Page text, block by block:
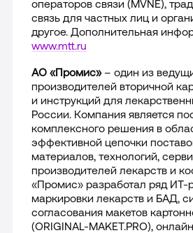
операторов связи (MVNE),
связь для частных лиц и
другое. Дополнительная
www.mtt.ru
АО «Промис» – один из
производителей вторичной
и инструкций для
России. Компания является
комплексного решения в
эффективной цепочки
материалов, технологий,
производителей лекарств и
«Промис» разработал ряд
маркировки лекарств и БАД,
согласования макетов
(ORIGINAL-MAKET.PRO),